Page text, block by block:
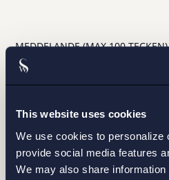
This website uses cookies
We use cookies to personalize
provide social media features
We may also share
personuppgiftspolicy
SKICKA